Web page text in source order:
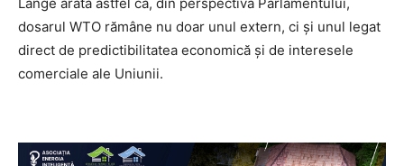
dosarul WTO rămâne nu doar unul extern, ci și unul legat
direct de predictibilitatea economică și de interesele
comerciale ale Uniunii.